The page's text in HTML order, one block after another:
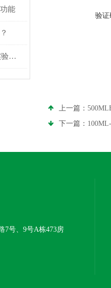
能
为确保GIBCO澳洲胎牛血清实验的准确性,脂肪酸的去除很关键
验证
上一篇：
下一篇：
7号、9号A栋473房